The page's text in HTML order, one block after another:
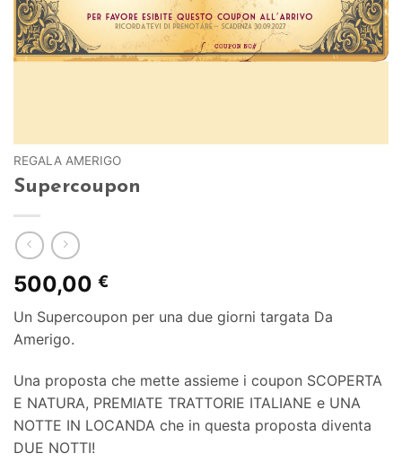
REGALA AMERIGO
Supercoupon
500,00 €
Un Supercoupon per una due giorni targata Da
Amerigo.
Una proposta che mette assieme i coupon SCOPERTA
E NATURA, PREMIATE TRATTORIE ITALIANE e UNA
NOTTE IN LOCANDA che in questa proposta diventa
DUE NOTTI!